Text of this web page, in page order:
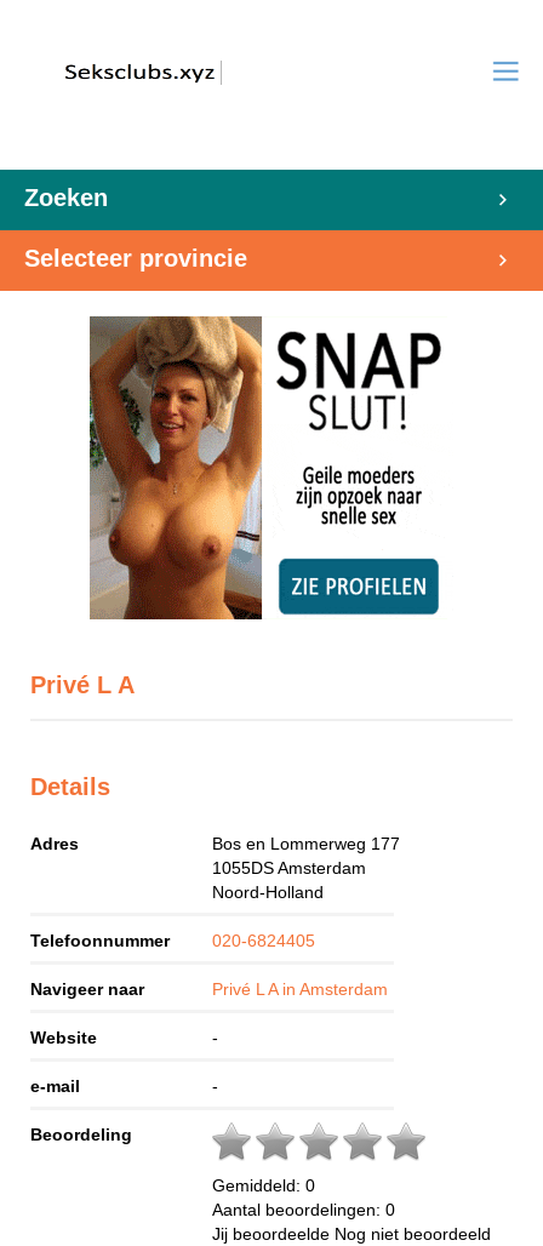
Zoeken
Selecteer provincie
Privé L A
Details
Adres
Bos en Lommerweg 177
1055DSAmsterdam
Noord-Holland
Telefoonnummer 020-6824405
Navigeer naar Privé L A in Amsterdam
Website -
e-mail -
Beoordeling
Gemiddeld: 0
Aantal beoordelingen: 0
Jij beoordeelde Nog niet beoordeeld